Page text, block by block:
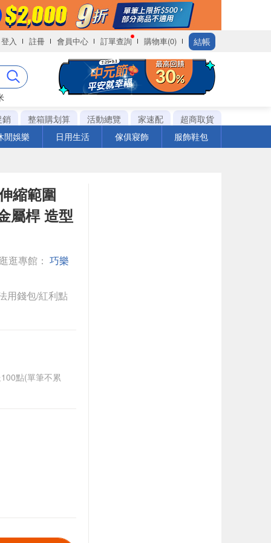
登入 註冊 會員中心 訂單查詢 購物車(0) 結帳
銷
整箱購划算 活動總覽 家速配
超商取貨
閒娛樂
日用生活 傢俱寢飾 服飾鞋包
縮範圍
屬桿 造型
逛專館： 巧樂
用錢包/紅利點
點(單筆不累